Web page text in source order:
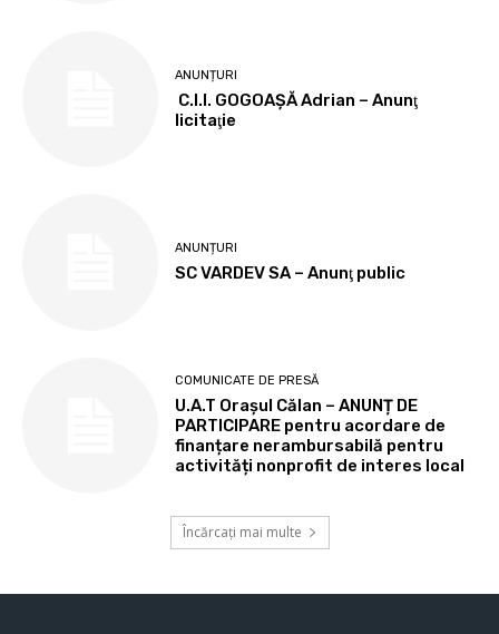
ANUNȚURI
C.I.I. GOGOAŞĂ Adrian – Anunţ
licitaţie
ANUNȚURI
SC VARDEV SA – Anunţ public
COMUNICATE DE PRESĂ
U.A.T Orașul Călan – ANUNȚ DE
PARTICIPARE pentru acordare de
finanțare nerambursabilă pentru
activități nonprofit de interes local
Încărcați mai multe